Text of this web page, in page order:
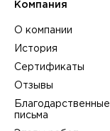
Компания
О компании
История
Сертификаты
Отзывы
Благодарственные
письма